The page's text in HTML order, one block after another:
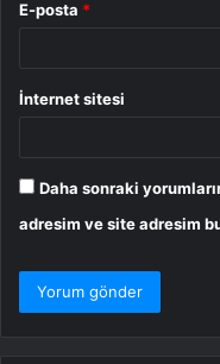
E-posta *
İnternet sitesi
Daha sonraki
adresim ve site adresim